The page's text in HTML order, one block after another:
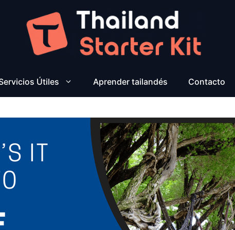
Útiles Aprender tailandés Contacto